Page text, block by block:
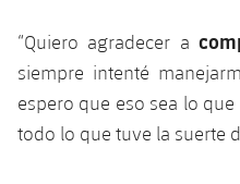
Palmarés
Infantil B
Resultados
Clasificaciones
Resultados
Jugadores
Juvenil
Cadete
PLUSICON
MÁS
Primer equipo
plusicon
“Quiero agradecer a
siempre intenté
espero que eso sea lo
todo lo que tuve la suerte